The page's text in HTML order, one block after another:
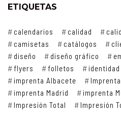
ETIQUETAS
calendarios calidad
camisetas
catálogos
diseño
diseño gráfico
flyers
folletos
imprenta Albacete
imprenta Madrid
imprenta
Impresión Total
Impresión